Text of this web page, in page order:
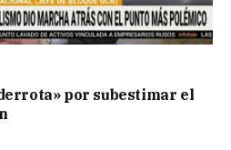
por subestimar el